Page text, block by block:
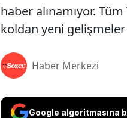
haber alınamıyor.
koldan yeni gelişmeler
Haber Merkezi
Google algoritmasına